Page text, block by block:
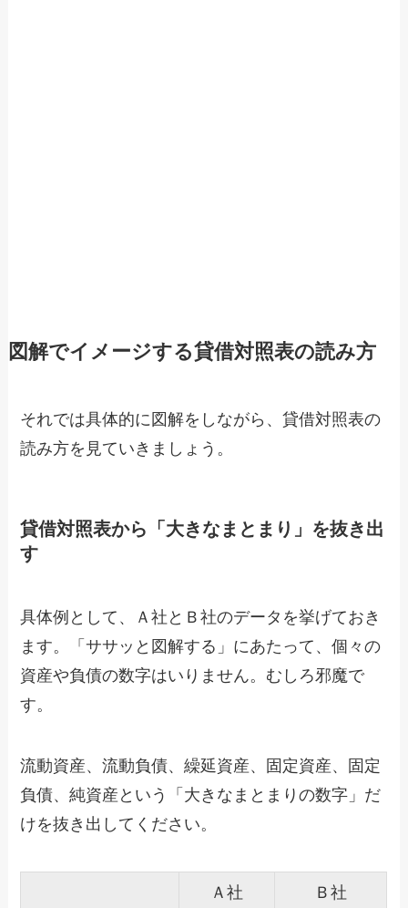
図解でイメージする貸借対照表の読み方
それでは具体的に図解をしながら、貸借対照表の
読み方を見ていきましょう。
貸借対照表から「大きなまとまり」を抜き出
す
具体例として、Ａ社とＢ社のデータを挙げておき
ます。「ササッと図解する」にあたって、個々の
資産や負債の数字はいりません。むしろ邪魔で
す。
流動資産、流動負債、繰延資産、固定資産、固定
負債、純資産という「大きなまとまりの数字」だ
けを抜き出してください。
Ａ社 Ｂ社